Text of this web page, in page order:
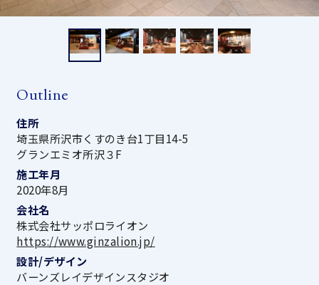
Outline
住所
埼玉県所沢市くすのき台1丁目14-5
グランエミオ所沢３F
施工年月
2020年8月
会社名
株式会社サッポロライオン
https://www.ginzalion.jp/
設計/デザイン
バーンズレイデザインスタジオ